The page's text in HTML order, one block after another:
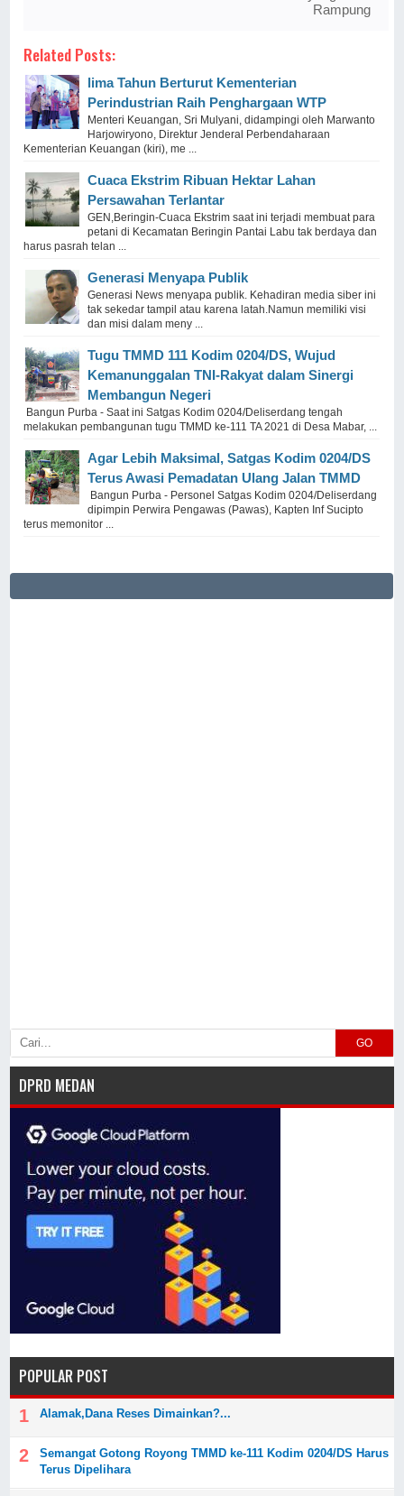
Rampung
Related Posts:
lima Tahun Berturut Kementerian
Perindustrian Raih Penghargaan WTP
Menteri Keuangan, Sri Mulyani, didampingi oleh Marwanto
Harjowiryono, Direktur Jenderal Perbendaharaan
Kementerian Keuangan (kiri), me ...
Cuaca Ekstrim Ribuan Hektar Lahan
Persawahan Terlantar
GEN,Beringin-Cuaca Ekstrim saat ini terjadi membuat para
petani di Kecamatan Beringin Pantai Labu tak berdaya dan
harus pasrah telan ...
Generasi Menyapa Publik
Generasi News menyapa publik. Kehadiran media siber ini
tak sekedar tampil atau karena latah.Namun memiliki visi
dan misi dalam meny ...
Tugu TMMD 111 Kodim 0204/DS, Wujud
Kemanunggalan TNI-Rakyat dalam Sinergi
Membangun Negeri
Bangun Purba - Saat ini Satgas Kodim 0204/Deliserdang tengah
melakukan pembangunan tugu TMMD ke-111 TA 2021 di Desa Mabar, ...
Agar Lebih Maksimal, Satgas Kodim 0204/DS
Terus Awasi Pemadatan Ulang Jalan TMMD
Bangun Purba - Personel Satgas Kodim 0204/Deliserdang
dipimpin Perwira Pengawas (Pawas), Kapten Inf Sucipto
terus memonitor ...
GO
DPRD MEDAN
POPULAR POST
Alamak,Dana Reses Dimainkan?...
Semangat Gotong Royong TMMD ke-111 Kodim 0204/DS Harus
Terus Dipelihara